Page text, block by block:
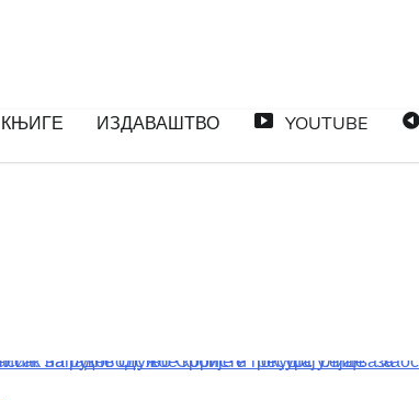
КЊИГЕ ИЗДАВАШТВО YOUTUBE